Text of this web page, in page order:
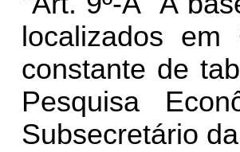
localizados
constante de
Pesquisa
Subsecretário